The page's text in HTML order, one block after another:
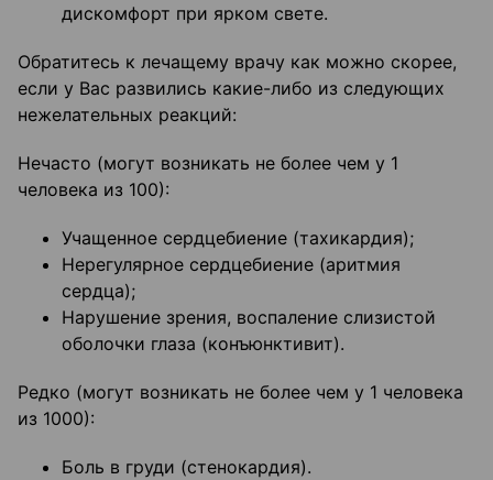
дискомфорт при ярком свете.
Обратитесь к лечащему врачу как можно скорее,
если у Вас развились какие-либо из следующих
нежелательных реакций:
Нечасто (могут возникать не более чем у 1
человека из 100):
Учащенное сердцебиение (тахикардия);
Нерегулярное сердцебиение (аритмия
сердца);
Нарушение зрения, воспаление слизистой
оболочки глаза (конъюнктивит).
Редко (могут возникать не более чем у 1 человека
из 1000):
Боль в груди (стенокардия).